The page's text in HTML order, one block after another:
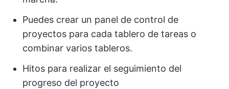
Puedes crear un panel de control de
proyectos para cada tablero de tareas o
combinar varios tableros.
Hitos para realizar el seguimiento del
progreso del proyecto